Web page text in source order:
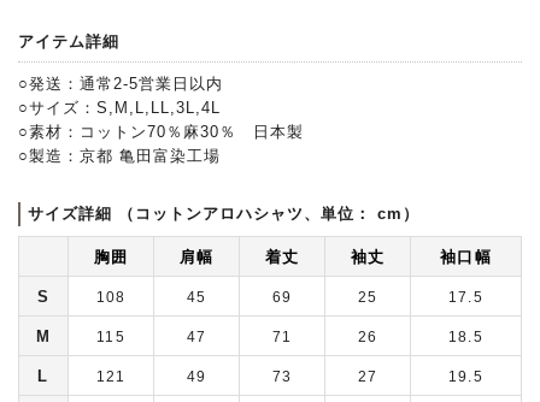
アイテム詳細
○発送：通常2-5営業日以内
○サイズ：S,M,L,LL,3L,4L
○素材：コットン70％麻30％ 日本製
○製造：京都 亀田富染工場
サイズ詳細 （コットンアロハシャツ、単位： cm）
胸囲 肩幅 着丈 袖丈 袖口幅
S 108 45 69 25 17.5
M 115 47 71 26 18.5
L 121 49 73 27 19.5